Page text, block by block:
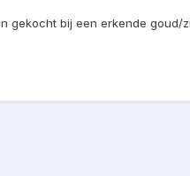
gekocht bij een erkende